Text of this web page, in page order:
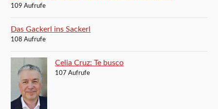
109 Aufrufe
Das Gackerl ins Sackerl
108 Aufrufe
Celia Cruz: Te busco
107 Aufrufe